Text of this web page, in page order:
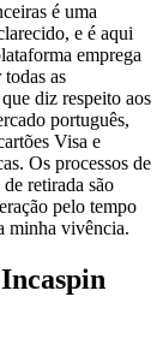
é uma
e é aqui
emprega
as
diz respeito aos
português,
Visa e
Os processos de
retirada são
pelo tempo
minha vivência.